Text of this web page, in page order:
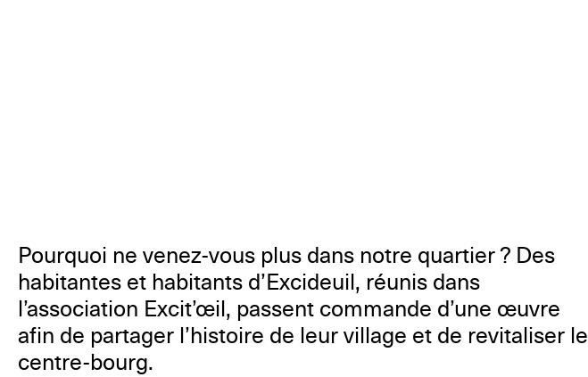
Pourquoi ne venez-vous plus dans notre quartier ? Des
habitantes et habitants d’Excideuil, réunis dans
l’association Excit’œil, passent commande d’une œuvre
afin de partager l’histoire de leur village et de revitaliser le
centre-bourg.